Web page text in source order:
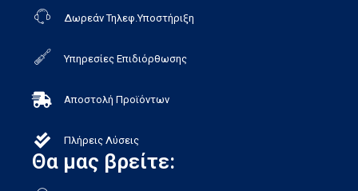
Δωρεάν Τηλεφ.Υποστήριξη
Υπηρεσίες Επιδιόρθωσης
Αποστολή Προϊόντων
Πλήρεις Λύσεις
Θα μας βρείτε: